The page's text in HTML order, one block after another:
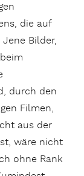
die auf
Bilder,
durch den
Filmen,
aus der
wäre nicht
ohne Rank